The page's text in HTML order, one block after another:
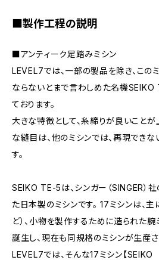
■製作工程の説明
■アンティーク足踏みミシン
LEVEL7では、一部の製品を除き、この
ならないとまで言わしめた名機SEIKO
ております。
大きな特徴として、糸締りが良いこと
な縫目は、他のミシンでは、再現でき
す。
SEIKO TE-5は、シンガー（SINGER）
た日本製のミシンです。 17ミシンは、
ど）、小物を製作するために造られた
誕生し、現在も同規格のミシンが生産さ
LEVEL7では、そんな17ミシン【